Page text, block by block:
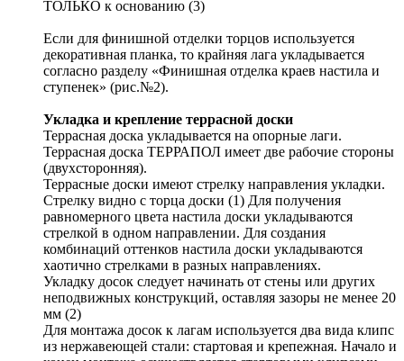
ТОЛЬКО к основанию (3)
Если для финишной отделки торцов используется
декоративная планка, то крайняя лага укладывается
согласно разделу «Финишная отделка краев настила и
ступенек» (рис.№2).
Укладка и крепление террасной доски
Террасная доска укладывается на опорные лаги.
Террасная доска ТЕРРАПОЛ имеет две рабочие стороны
(двухсторонняя).
Террасные доски имеют стрелку направления укладки.
Стрелку видно с торца доски (1) Для получения
равномерного цвета настила доски укладываются
стрелкой в одном направлении. Для создания
комбинаций оттенков настила доски укладываются
хаотично стрелками в разных направлениях.
Укладку досок следует начинать от стены или других
неподвижных конструкций, оставляя зазоры не менее 20
мм (2)
Для монтажа досок к лагам используется два вида клипс
из нержавеющей стали: стартовая и крепежная. Начало и